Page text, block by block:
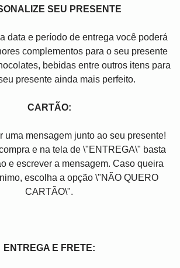
SEU PRESENTE
data e período de entrega você poder
complementos para o seu presente
bebidas entre outros itens para
presente ainda mais perfeito.
CARTÃO:
uma mensagem junto ao seu presente!
e na tela de \"ENTREGA\" basta
e escrever a mensagem. Caso queira
escolha a opção \"NÃO QUERO
CARTÃO\".
ENTREGA E FRETE: